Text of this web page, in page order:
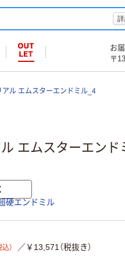
お
〒
アル エムスターエンドミル_4
エムスターエンド
硬エンドミル
込） ／￥13,571（税抜き）